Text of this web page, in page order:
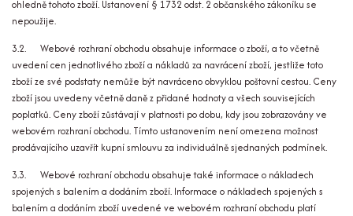
ohledně tohoto zboží. Ustanovení § 1732 odst. 2 občanského zákoníku se
nepoužije.
3.2. Webové rozhraní obchodu obsahuje informace o zboží, a to včetně
uvedení cen jednotlivého zboží a nákladů za navrácení zboží, jestliže toto
zboží ze své podstaty nemůže být navráceno obvyklou poštovní cestou. Ceny
zboží jsou uvedeny včetně daně z přidané hodnoty a všech souvisejících
poplatků. Ceny zboží zůstávají v platnosti po dobu, kdy jsou zobrazovány ve
webovém rozhraní obchodu. Tímto ustanovením není omezena možnost
prodávajícího uzavřít kupní smlouvu za individuálně sjednaných podmínek.
3.3. Webové rozhraní obchodu obsahuje také informace o nákladech
spojených s balením a dodáním zboží. Informace o nákladech spojených s
balením a dodáním zboží uvedené ve webovém rozhraní obchodu platí